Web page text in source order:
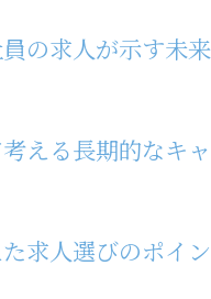
の求人が示す未
える長期的なキ
求人選びのポイ